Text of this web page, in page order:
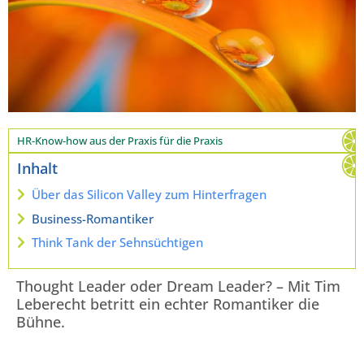
HR-Know-how aus der Praxis für die Praxis
Inhalt
Über das Silicon Valley zum Hinterfragen
Business-Romantiker
Think Tank der Sehnsüchtigen
Thought Leader oder Dream Leader? – Mit Tim
Leberecht betritt ein echter Romantiker die
Bühne.